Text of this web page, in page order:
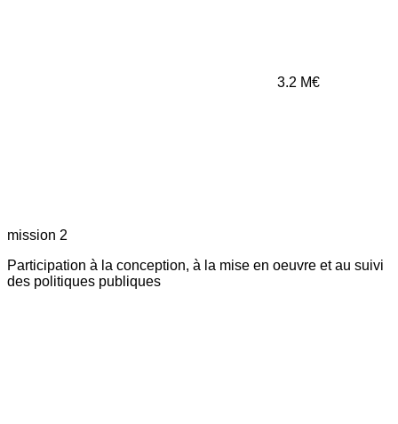
3.2 M€
mission 2
Participation à la conception, à la mise en oeuvre et au suivi
des politiques publiques